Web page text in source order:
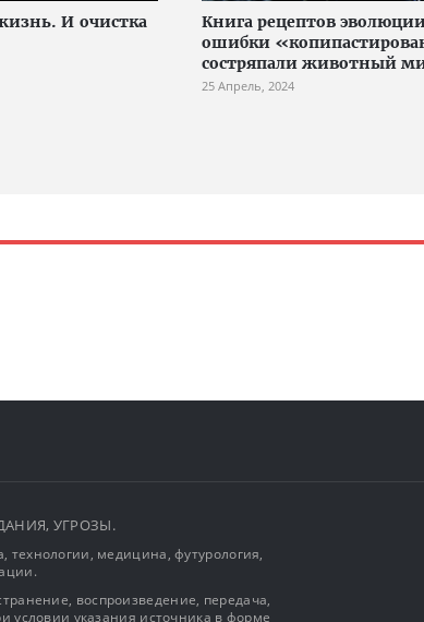
И очистка
Книга рецептов
ошибки
состряпали животный
25 Апрель, 2024
УГРОЗЫ.
технологии, медицина, футурология,
воспроизведение, передача,
условии указания источника в форме